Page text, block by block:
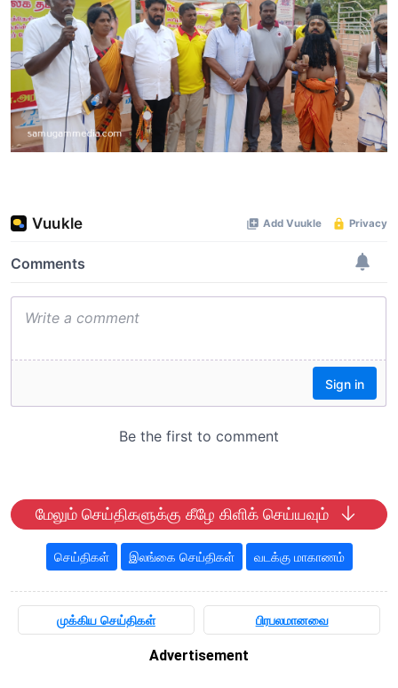
மேலும் செய்திகளுக்கு கீழே கிளிக் செய்யவும்
செய்திகள் இலங்கை செய்திகள் வடக்கு மாகாணம்
முக்கிய செய்திகள் பிரபலமானவை
Advertisement